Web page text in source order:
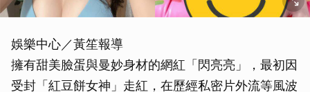
娛樂中心／黃笙報導
擁有甜美臉蛋與曼妙身材的網紅「閃亮亮」，最初因
受封「紅豆餅女神」走紅，在歷經私密片外流等風波